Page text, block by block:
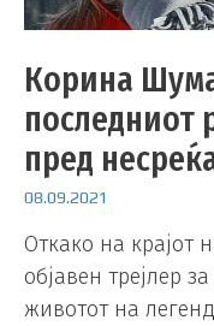
Корина
последниот
пред
08.09.2021
Откако на крајот
објавен трејлер
животот на